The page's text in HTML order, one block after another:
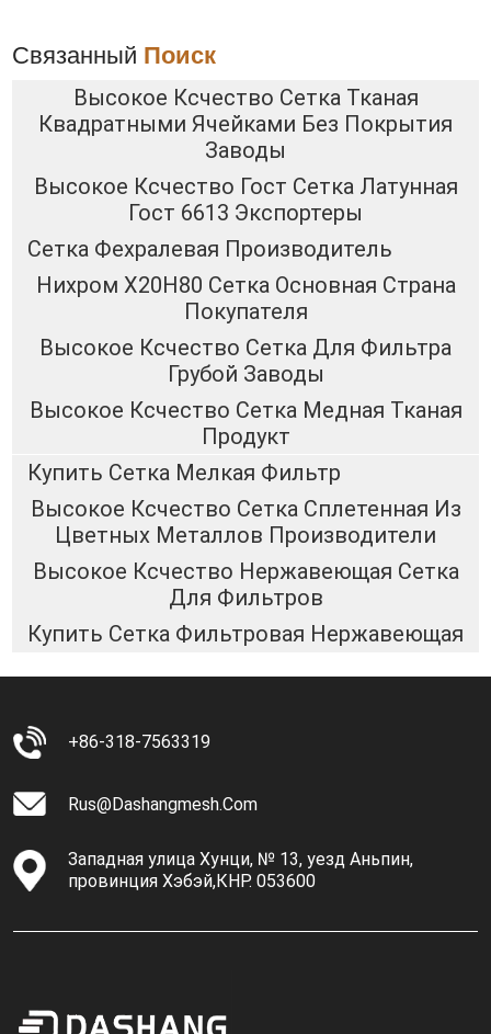
Связанный Поиск
Высокое Ксчество Сетка Тканая
Квадратными Ячейками Без Покрытия
Заводы
Высокое Ксчество Гост Сетка Латунная
Гост 6613 Экспортеры
Сетка Фехралевая Производитель
Нихром Х20Н80 Сетка Основная Страна
Покупателя
Высокое Ксчество Сетка Для Фильтра
Грубой Заводы
Высокое Ксчество Сетка Медная Тканая
Продукт
Купить Сетка Мелкая Фильтр
Высокое Ксчество Сетка Сплетенная Из
Цветных Металлов Производители
Высокое Ксчество Нержавеющая Сетка
Для Фильтров
Купить Сетка Фильтровая Нержавеющая
+86-318-7563319
Rus@dashangmesh.com
Западная улица Хунци, № 13, уезд Аньпин,
провинция Хэбэй,КНР. 053600